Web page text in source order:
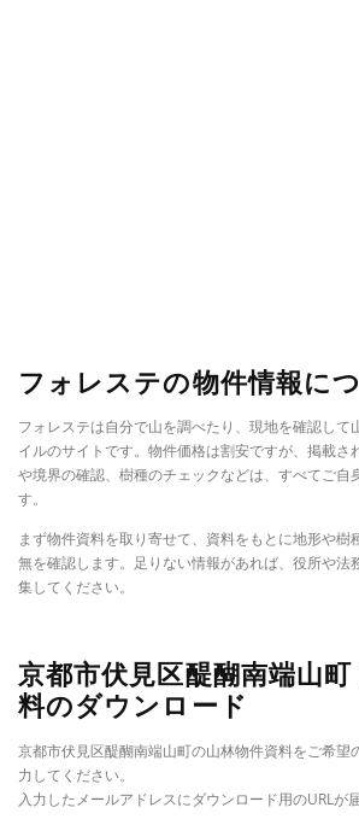
フォレステの物件情報に
フォレステは自分で山を調べたり、現地を確認して
イルのサイトです。物件価格は割安ですが、掲載さ
や境界の確認、樹種のチェックなどは、すべてご自
す。
まず物件資料を取り寄せて、資料をもとに地形や樹
無を確認します。足りない情報があれば、役所や法
集してください。
京都市伏見区醍醐南端山
料のダウンロード
京都市伏見区醍醐南端山町の山林物件資料をご希望
力してください。
入力したメールアドレスにダウンロード用のURLが